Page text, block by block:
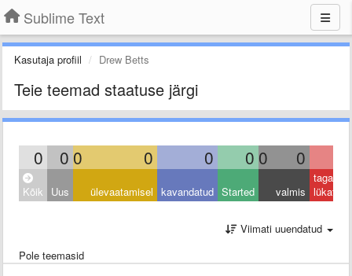
Sublime Text
Kasutaja profiil Drew Betts
Teie teemad staatuse järgi
0 0 0 0 0 0 0 0
Kõik Uus ülevaatamisel kavandatud Started valmis
tagasi
lükatud
Viimati uuendatud
Pole teemasid